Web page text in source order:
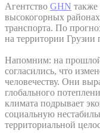
Агентство GHN также
высокогорных
транспорта. По
на территории Грузии
Напомним: на
согласились, что
человечеству. Они
глобального
климата подрывает
социальную
территориальной